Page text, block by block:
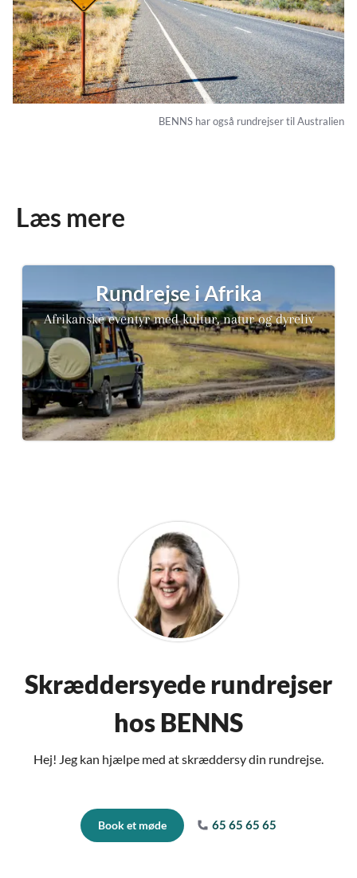
BENNS har også rundrejser til Australien
Læs mere
Rundrejse i Afrika
Afrikanske eventyr med kultur, natur og dyreliv
Skræddersyede rundrejser
hos BENNS
Hej! Jeg kan hjælpe med at skræddersy din rundrejse.
Book et møde 65 65 65 65